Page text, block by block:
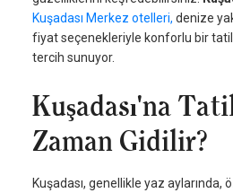
Kuşadası Merkez otelleri, denize
fiyat seçenekleriyle konforlu bir
tercih sunuyor.
Kuşadası'na
Zaman Gidilir?
Kuşadası, genellikle yaz aylarında,